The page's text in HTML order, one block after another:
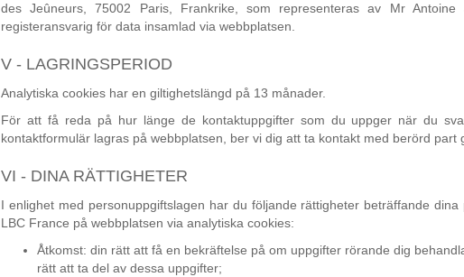
des Jeûneurs, 75002 Paris, Frankrike, som representeras av Mr
registeransvarig för data insamlad via webbplatsen.
V - LAGRINGSPERIOD
Analytiska cookies har en giltighetslängd på 13 månader.
För att få reda på hur länge de kontaktuppgifter som du uppger när du
kontaktformulär lagras på webbplatsen, ber vi dig att ta kontakt med berörd part
VI - DINA RÄTTIGHETER
I enlighet med personuppgiftslagen har du följande rättigheter beträffande
LBC France på webbplatsen via analytiska cookies:
Åtkomst: din rätt att få en bekräftelse på om uppgifter rörande dig
rätt att ta del av dessa uppgifter;